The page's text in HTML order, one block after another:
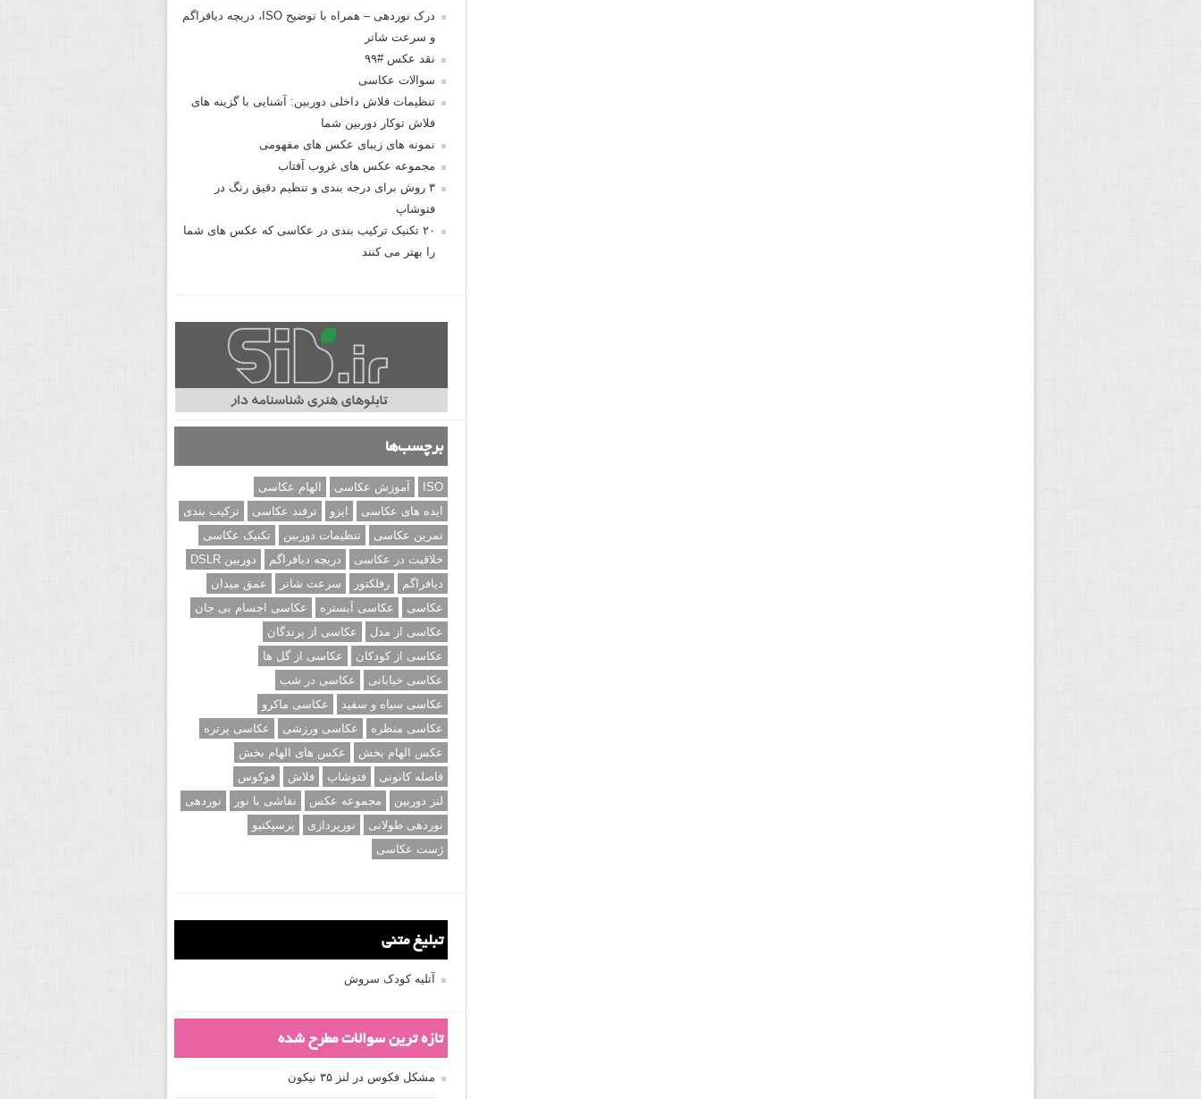
درک نوردهی – همراه با توضیح ISO، دریچه دیافراگم
و سرعت شاتر
نقد عکس #۹۹
سوالات عکاسی
تنظیمات فلاش داخلی دوربین: آشنایی با گزینه های
فلاش توکار دوربین شما
نمونه های زیبای عکس های مفهومی
مجموعه عکس های غروب آفتاب
۳ روش برای درجه بندی و تنظیم دقیق رنگ در
فتوشاپ
۲۰ تکنیک ترکیب بندی در عکاسی که عکس های شما
را بهتر می کنند
برچسب‌ها
ISO آموزش عکاسی
الهام عکاسی
ایده های عکاسی
ایزو ترفند عکاسی
ترکیب بندی
تمرین عکاسی
تنظیمات دوربین
تکنیک عکاسی
خلاقیت در عکاسی
دریچه دیافراگم
دوربین DSLR
دیافراگم
رفلکتور سرعت شاتر
عمق میدان
عکاسی
عکاسی آبستره
عکاسی اجسام بی جان
عکاسی از مدل
عکاسی از پرندگان
عکاسی از کودکان
عکاسی از گل ها
عکاسی خیابانی
عکاسی در شب
عکاسی سیاه و سفید
عکاسی ماکرو
عکاسی منظره
عکاسی ورزشی
عکاسی پرتره
عکس الهام بخش
عکس های الهام بخش
فاصله کانونی
فتوشاپ فلاش
فوکوس
لنز دوربین
مجموعه عکس نقاشی با نور
نوردهی
نوردهی طولانی
نورپردازی
پرسپکتیو
ژست عکاسی
تبلیغ متنی
آتلیه کودک سروش
تازه ترین سوالات مطرح شده
مشکل فکوس در لنز ۳۵ نیکون